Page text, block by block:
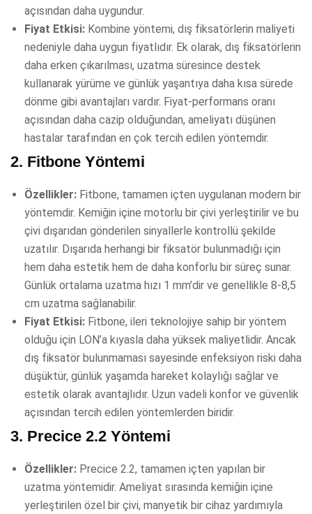
açısından daha uygundur.
Fiyat Etkisi: Kombine yöntemi, dış fiksatörlerin maliyeti
nedeniyle daha uygun fiyatlıdır. Ek olarak, dış fiksatörlerin
daha erken çıkarılması, uzatma süresince destek
kullanarak yürüme ve günlük yaşantıya daha kısa sürede
dönme gibi avantajları vardır. Fiyat-performans oranı
açısından daha cazip olduğundan, ameliyatı düşünen
hastalar tarafından en çok tercih edilen yöntemdir.
2. Fitbone Yöntemi
Özellikler: Fitbone, tamamen içten uygulanan modern bir
yöntemdir. Kemiğin içine motorlu bir çivi yerleştirilir ve bu
çivi dışarıdan gönderilen sinyallerle kontrollü şekilde
uzatılır. Dışarıda herhangi bir fiksatör bulunmadığı için
hem daha estetik hem de daha konforlu bir süreç sunar.
Günlük ortalama uzatma hızı 1 mm’dir ve genellikle 8-8,5
cm uzatma sağlanabilir.
Fiyat Etkisi: Fitbone, ileri teknolojiye sahip bir yöntem
olduğu için LON’a kıyasla daha yüksek maliyetlidir. Ancak
dış fiksatör bulunmaması sayesinde enfeksiyon riski daha
düşüktür, günlük yaşamda hareket kolaylığı sağlar ve
estetik olarak avantajlıdır. Uzun vadeli konfor ve güvenlik
açısından tercih edilen yöntemlerden biridir.
3. Precice 2.2 Yöntemi
Özellikler: Precice 2.2, tamamen içten yapılan bir
uzatma yöntemidir. Ameliyat sırasında kemiğin içine
yerleştirilen özel bir çivi, manyetik bir cihaz yardımıyla